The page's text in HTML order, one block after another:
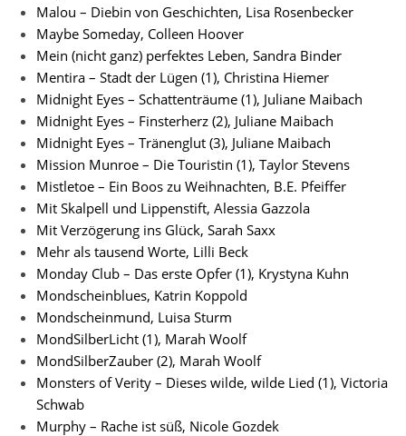
Malou – Diebin von Geschichten, Lisa Rosenbecker
Maybe Someday, Colleen Hoover
Mein (nicht ganz) perfektes Leben, Sandra Binder
Mentira – Stadt der Lügen (1), Christina Hiemer
Midnight Eyes – Schattenträume (1), Juliane Maibach
Midnight Eyes – Finsterherz (2), Juliane Maibach
Midnight Eyes – Tränenglut (3), Juliane Maibach
Mission Munroe – Die Touristin (1), Taylor Stevens
Mistletoe – Ein Boos zu Weihnachten, B.E. Pfeiffer
Mit Skalpell und Lippenstift, Alessia Gazzola
Mit Verzögerung ins Glück, Sarah Saxx
Mehr als tausend Worte, Lilli Beck
Monday Club – Das erste Opfer (1), Krystyna Kuhn
Mondscheinblues, Katrin Koppold
Mondscheinmund, Luisa Sturm
MondSilberLicht (1), Marah Woolf
MondSilberZauber (2), Marah Woolf
Monsters of Verity – Dieses wilde, wilde Lied (1), Victoria
Schwab
Murphy – Rache ist süß, Nicole Gozdek